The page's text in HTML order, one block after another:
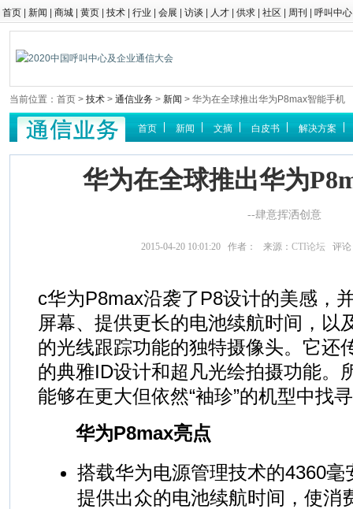
首页 新闻 商城 黄页 技术 行业 会展 访谈 人才 供求 社区 周刊 呼叫中心
当前位置：首页 > 技术 > 通信业务 > 新闻 > 华为在全球推出华为P8max智能手机
首页 新闻 文摘 白皮书 解决方案
华为在全球推出华为
--肆意挥洒创意
2015-04-20 10:01:20 作者： 来源： CTI论坛 评论
c华为P8max沿袭了P8设计的美感，
屏幕、提供更长的电池续航时间，以
的光线跟踪功能的独特摄像头。它还
的典雅ID设计和超凡光绘拍摄功能。
能够在更大但依然“袖珍”的机型中找
华为P8max亮点
搭载华为电源管理技术的4360
提供出众的电池续航时间，使消